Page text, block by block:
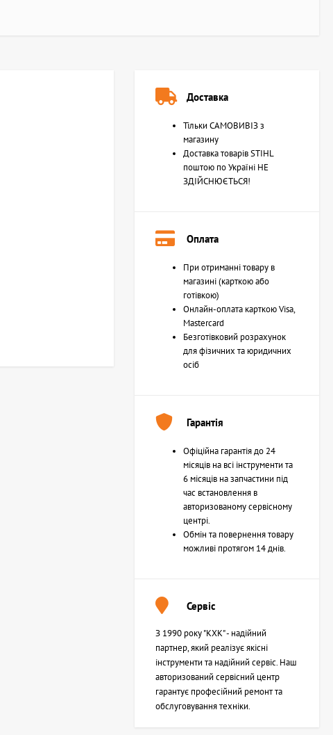
Доставка
Тільки САМОВИВІЗ з
магазину
Доставка товарів STIHL
поштою по Україні НЕ
ЗДІЙСНЮЄТЬСЯ!
Оплата
При отриманні товару в
магазині (карткою або
готівкою)
Онлайн-оплата карткою Visa,
Mastercard
Безготівковий розрахунок
для фізичних та юридичних
осіб
Гарантія
Офіційна гарантія до 24
місяців на всі інструменти та
6 місяців на запчастини під
час встановлення в
авторизованому сервісному
центрі.
Обмін та повернення товару
можливі протягом 14 днів.
Сервіс
З 1990 року "КХК" - надійний
партнер, який реалізує якісні
інструменти та надійний сервіс. Наш
авторизований сервісний центр
гарантує професійний ремонт та
обслуговування техніки.